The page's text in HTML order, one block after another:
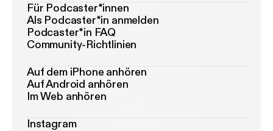
Für Podcaster*innen
Als Podcaster*in anmelden
Podcaster*in FAQ
Community-Richtlinien
Auf dem iPhone anhören
Auf Android anhören
Im Web anhören
Instagram